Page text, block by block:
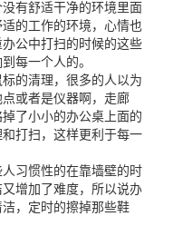
有舒适干净的环境里面
的工作的环境，心情也
公中打扫的时候的这些
每一个人的。
的清理，很多的人以为
或者是仪器啊，走廊
了小小的办公桌上面的
打扫，这样更利于每一
习惯性的在靠墙壁的时
增加了难度，所以说办
，定时的擦掉那些鞋